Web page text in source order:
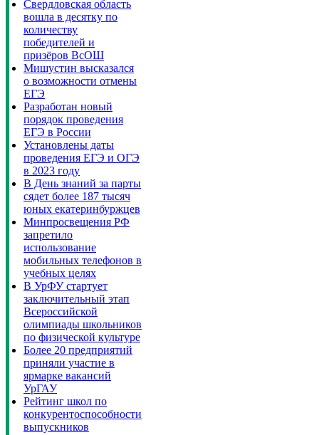
Свердловская область
вошла в десятку по
количеству
победителей и
призёров ВсОШ
Мишустин высказался
о возможности отмены
ЕГЭ
Разработан новый
порядок проведения
ЕГЭ в России
Установлены даты
проведения ЕГЭ и ОГЭ
в 2023 году
В День знаний за парты
сядет более 187 тысяч
юных екатеринбуржцев
Минпросвещения РФ
запретило
использование
мобильных телефонов в
учебных целях
В УрФУ стартует
заключительный этап
Всероссийской
олимпиады школьников
по физической культуре
Более 20 предприятий
приняли участие в
ярмарке вакансий
УрГАУ
Рейтинг школ по
конкурентоспособности
выпускников